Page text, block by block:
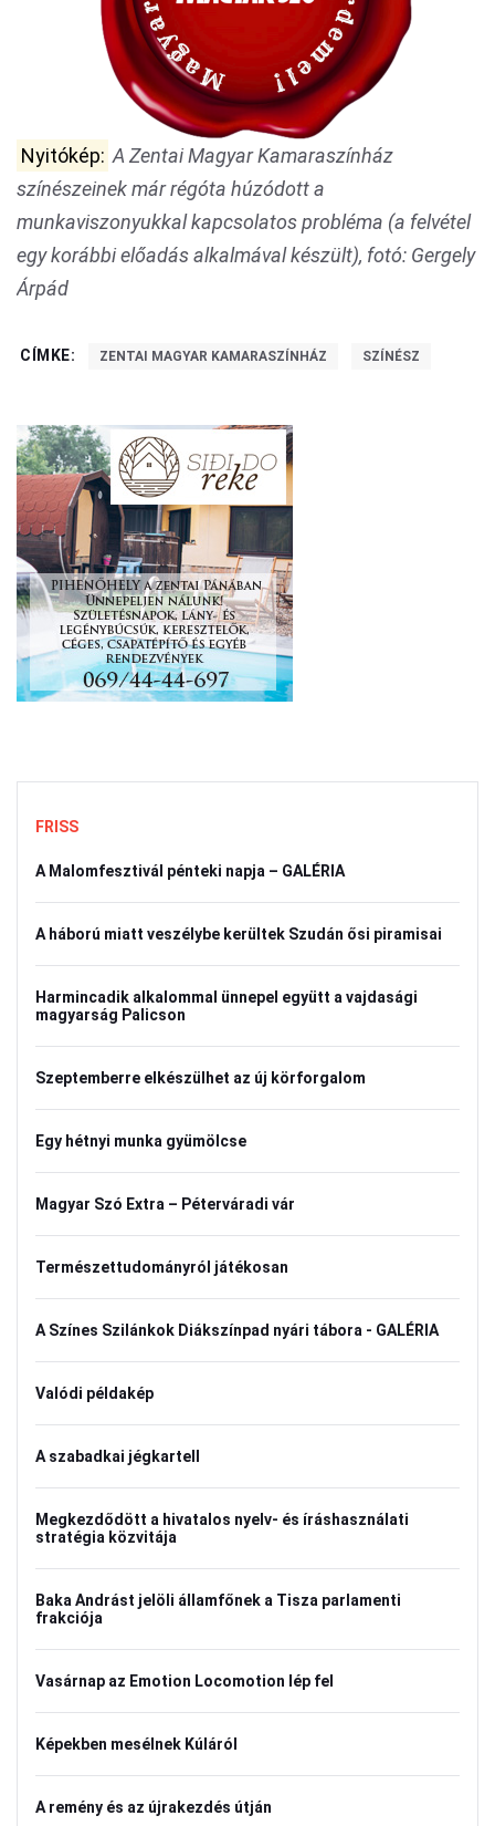
Nyitókép: A Zentai Magyar Kamaraszínház
színészeinek már régóta húzódott a
munkaviszonyukkal kapcsolatos probléma (a felvétel
egy korábbi előadás alkalmával készült), fotó: Gergely
Árpád
CÍMKE: ZENTAI MAGYAR KAMARASZÍNHÁZ SZÍNÉSZ
FRISS
A Malomfesztivál pénteki napja – GALÉRIA
A háború miatt veszélybe kerültek Szudán ősi piramisai
Harmincadik alkalommal ünnepel együtt a vajdasági
magyarság Palicson
Szeptemberre elkészülhet az új körforgalom
Egy hétnyi munka gyümölcse
Magyar Szó Extra – Péterváradi vár
Természettudományról játékosan
A Színes Szilánkok Diákszínpad nyári tábora - GALÉRIA
Valódi példakép
A szabadkai jégkartell
Megkezdődött a hivatalos nyelv- és íráshasználati
stratégia közvitája
Baka Andrást jelöli államfőnek a Tisza parlamenti
frakciója
Vasárnap az Emotion Locomotion lép fel
Képekben mesélnek Kúláról
A remény és az újrakezdés útján